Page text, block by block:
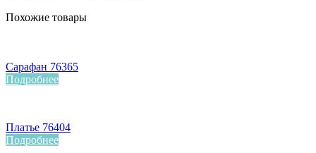
Похожие товары
Сарафан 76365
Подробнее
Платье 76404
Подробнее